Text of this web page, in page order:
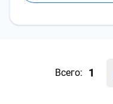
Всего: 1